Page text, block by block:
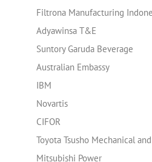
Filtrona Manufacturing
Adyawinsa T&E
Suntory Garuda Beverage
Australian Embassy
IBM
Novartis
CIFOR
Toyota Tsusho Mechanical
Mitsubishi Power